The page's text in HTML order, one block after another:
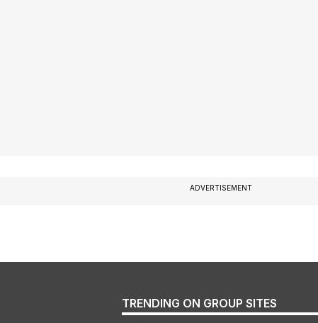
ADVERTISEMENT
TRENDING ON GROUP SITES